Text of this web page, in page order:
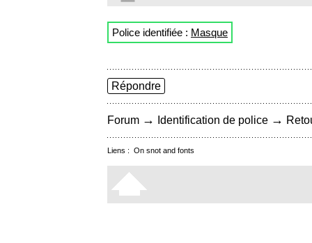
Police identifiée : Masque
Répondre
Forum → Identification de police →
Liens : On snot and fonts